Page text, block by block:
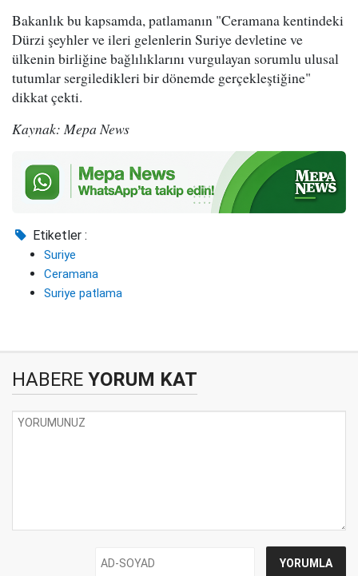
Bakanlık bu kapsamda, patlamanın "Ceramana kentindeki
Dürzi şeyhler ve ileri gelenlerin Suriye devletine ve
ülkenin birliğine bağlılıklarını vurgulayan sorumlu ulusal
tutumlar sergiledikleri bir dönemde gerçekleştiğine"
dikkat çekti.
Kaynak: Mepa News
Etiketler :
Suriye
Ceramana
Suriye patlama
HABERE YORUM KAT